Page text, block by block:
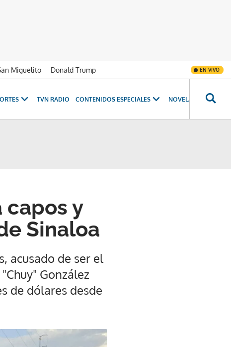
Miguelito Donald Trump EN VIVO
TVN RADIO CONTENIDOS ESPECIALES NOVELAS
capos y
Sinaloa
acusado de ser el
González
de dólares desde